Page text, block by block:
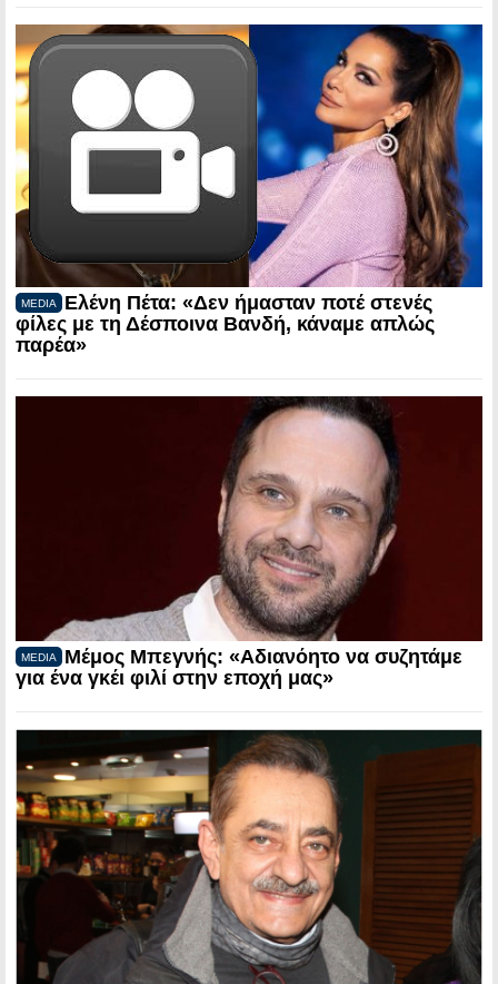
MEDIA
Ελένη Πέτα: «Δεν ήμασταν ποτέ στενές
φίλες με τη Δέσποινα Βανδή, κάναμε απλώς
παρέα»
MEDIA
Μέμος Μπεγνής: «Αδιανόητο να συζητάμε
για ένα γκέι φιλί στην εποχή μας»